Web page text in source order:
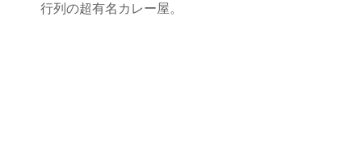
行列の超有名カレー屋。